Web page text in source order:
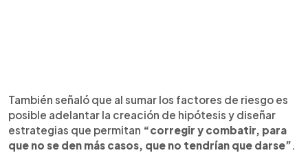
También señaló que al sumar los factores de riesgo es
posible adelantar la creación de hipótesis y diseñar
estrategias que permitan “corregir y combatir, para
que no se den más casos, que no tendrían que darse”.